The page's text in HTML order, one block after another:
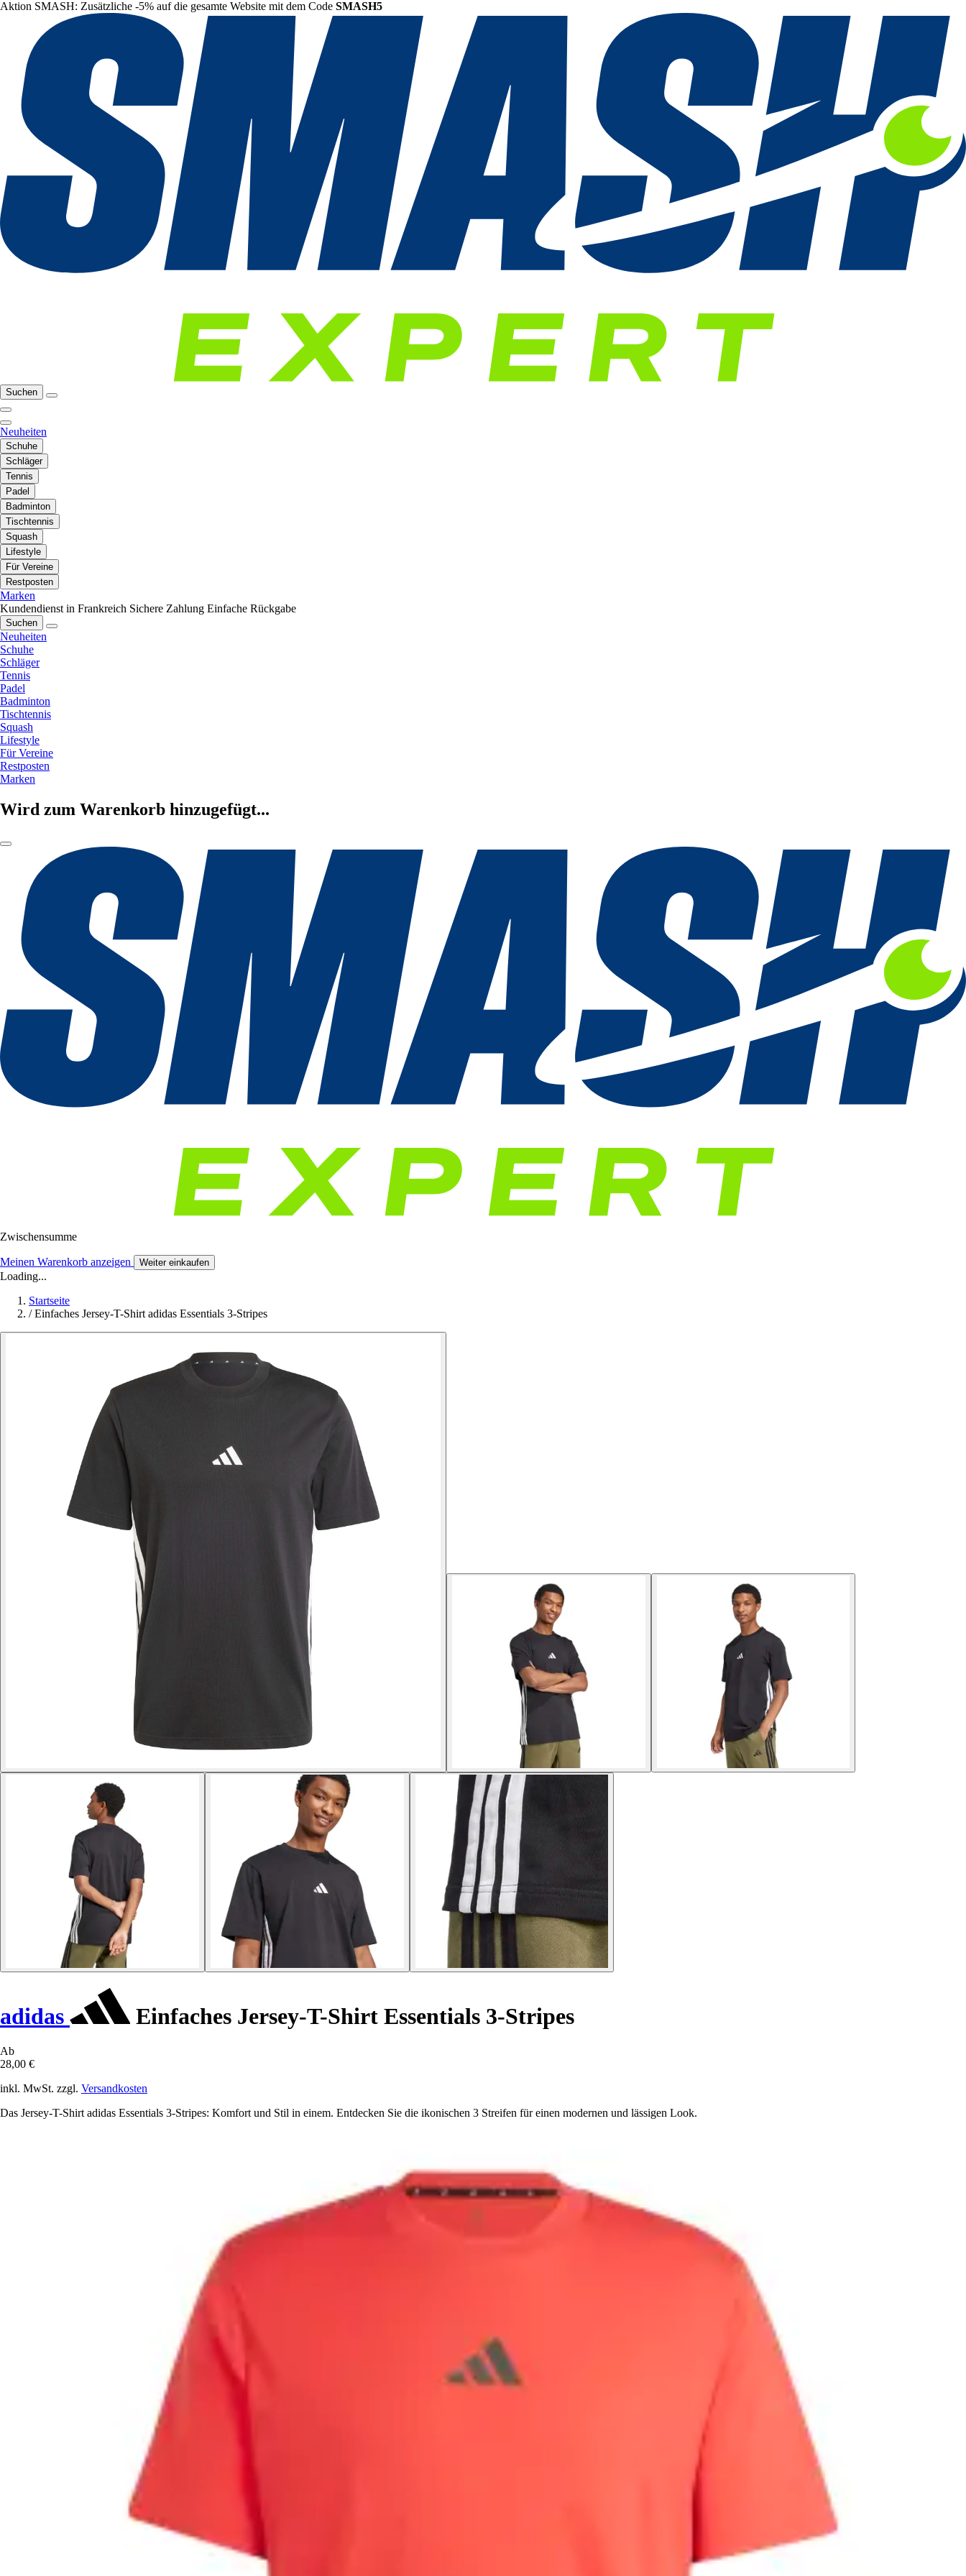
Aktion SMASH: Zusätzliche -5% auf die gesamte Website mit dem Code SMASH5
Suchen
Neuheiten
Schuhe
Schläger
Tennis
Padel
Badminton
Tischtennis
Squash
Lifestyle
Für Vereine
Restposten
Marken
Kundendienst in Frankreich Sichere Zahlung Einfache Rückgabe
Suchen
Neuheiten
Schuhe
Schläger
Tennis
Padel
Badminton
Tischtennis
Squash
Lifestyle
Für Vereine
Restposten
Marken
Wird zum Warenkorb hinzugefügt...
Zwischensumme
Meinen Warenkorb anzeigen Weiter einkaufen
Loading...
Startseite
/ Einfaches Jersey-T-Shirt adidas Essentials 3-Stripes
adidas Einfaches Jersey-T-Shirt Essentials 3-Stripes
Ab
28,00 €
inkl. MwSt. zzgl. Versandkosten
Das Jersey-T-Shirt adidas Essentials 3-Stripes: Komfort und Stil in einem. Entdecken Sie die ikonischen 3 Streifen für einen modernen und lässigen Look.